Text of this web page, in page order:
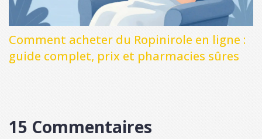
Comment acheter du Ropinirole en ligne :
guide complet, prix et pharmacies sûres
15 Commentaires